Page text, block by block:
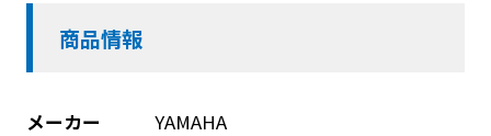
商品情報
メーカー YAMAHA